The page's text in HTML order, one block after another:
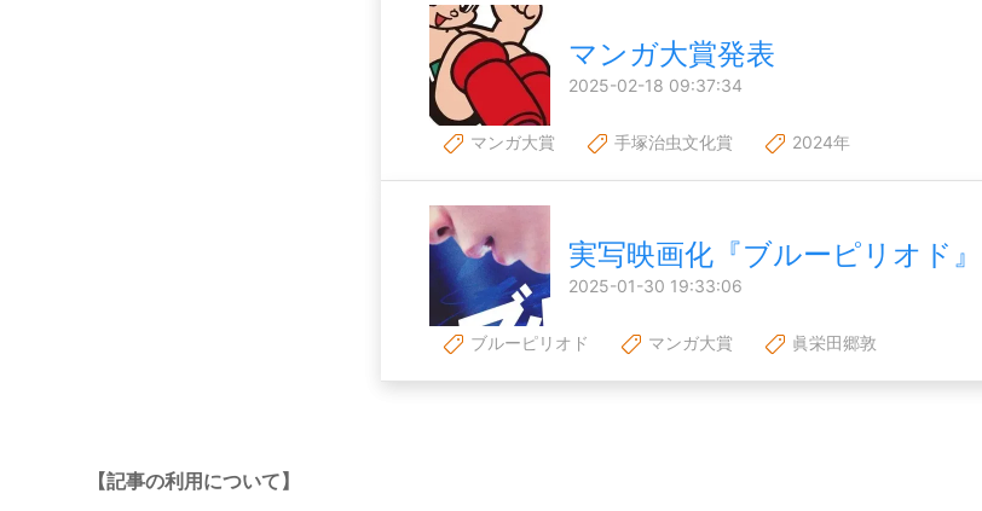
マンガ大賞発表
2025-02-18 09:37:34
マンガ大賞 手塚治虫文化賞 2024年
実写映画化『ブルーピリオド』
2025-01-30 19:33:06
ブルーピリオド マンガ大賞 眞栄田郷敦
【記事の利用について】